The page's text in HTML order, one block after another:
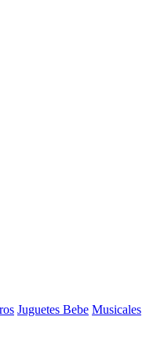
Juguetes Bebe Musicales